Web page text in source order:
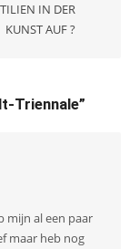
IN DER
KUNST AUF ?
Triennale”
mijn al een paar
maar heb nog